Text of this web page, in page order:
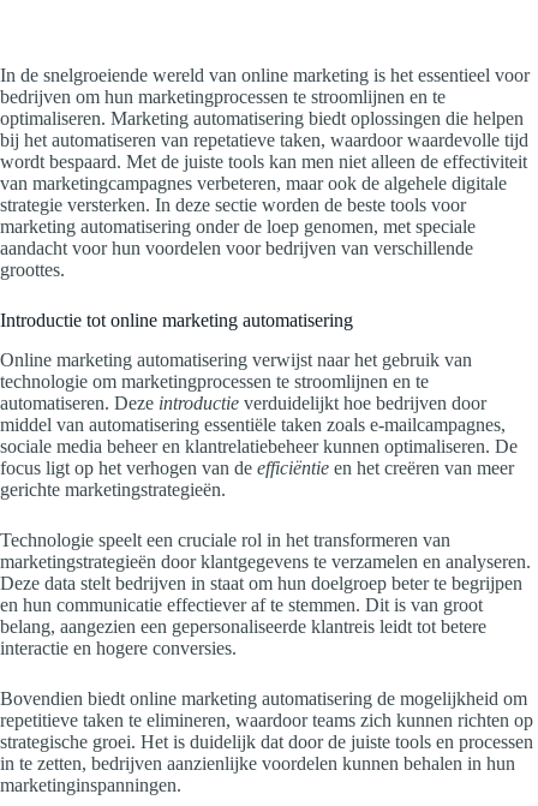
In de snelgroeiende wereld van online marketing is het essentieel voor
bedrijven om hun marketingprocessen te stroomlijnen en te
optimaliseren. Marketing automatisering biedt oplossingen die helpen
bij het automatiseren van repetatieve taken, waardoor waardevolle tijd
wordt bespaard. Met de juiste tools kan men niet alleen de effectiviteit
van marketingcampagnes verbeteren, maar ook de algehele digitale
strategie versterken. In deze sectie worden de beste tools voor
marketing automatisering onder de loep genomen, met speciale
aandacht voor hun voordelen voor bedrijven van verschillende
groottes.
Introductie tot online marketing automatisering
Online marketing automatisering verwijst naar het gebruik van
technologie om marketingprocessen te stroomlijnen en te
automatiseren. Deze introductie verduidelijkt hoe bedrijven door
middel van automatisering essentiële taken zoals e-mailcampagnes,
sociale media beheer en klantrelatiebeheer kunnen optimaliseren. De
focus ligt op het verhogen van de efficiëntie en het creëren van meer
gerichte marketingstrategieën.
Technologie speelt een cruciale rol in het transformeren van
marketingstrategieën door klantgegevens te verzamelen en analyseren.
Deze data stelt bedrijven in staat om hun doelgroep beter te begrijpen
en hun communicatie effectiever af te stemmen. Dit is van groot
belang, aangezien een gepersonaliseerde klantreis leidt tot betere
interactie en hogere conversies.
Bovendien biedt online marketing automatisering de mogelijkheid om
repetitieve taken te elimineren, waardoor teams zich kunnen richten op
strategische groei. Het is duidelijk dat door de juiste tools en processen
in te zetten, bedrijven aanzienlijke voordelen kunnen behalen in hun
marketinginspanningen.